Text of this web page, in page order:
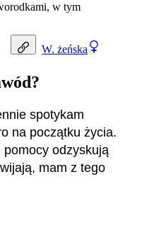
W. żeńska
w tym
spotykam
na początku życia.
odzyskują
mam z tego